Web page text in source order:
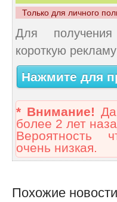
Только для личного
Для
короткую рекламу
Нажмите для
* Внимание!
более 2 лет
Вероятность
очень низкая.
Похожие новости